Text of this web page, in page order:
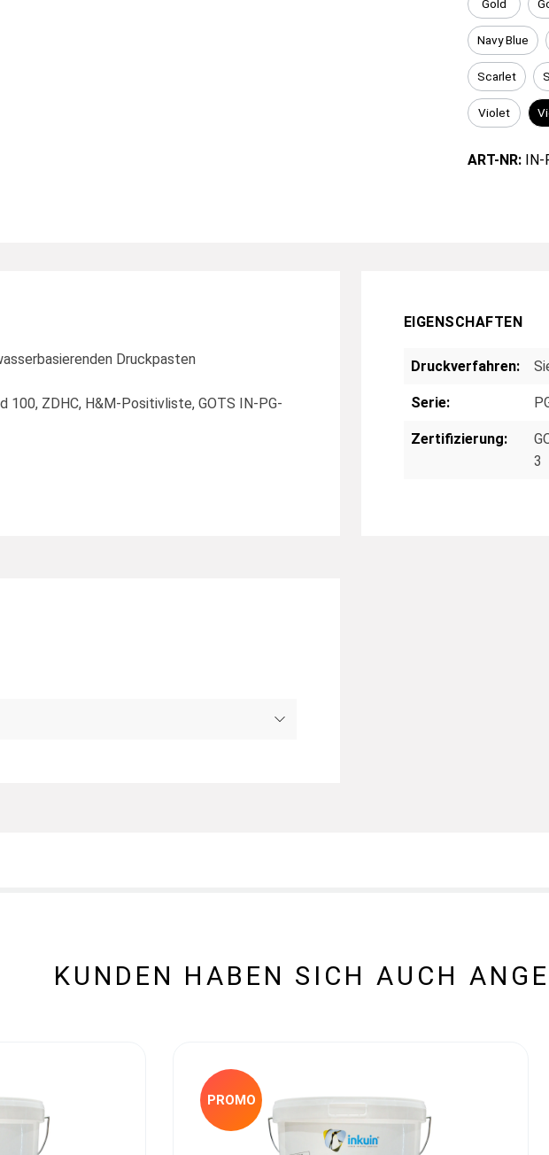
Gold
Navy Blue
Scarlet
Violet
ART-NR: IN-
Druckpasten
100, ZDHC, H&M-Positivliste, GOTS IN-PG-
EIGENSCHAFTEN
Druckverfahren:
Serie:
Zertifizierung:
3
KUNDEN HABEN SICH AUCH
PROMO